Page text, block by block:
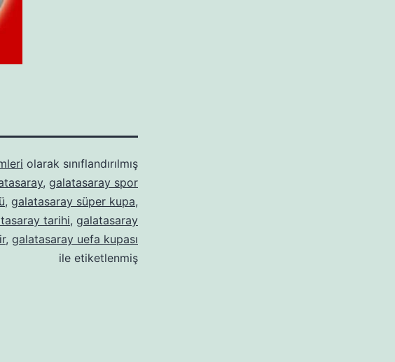
olarak sınıflandırılmış
, galatasaray spor
, galatasaray süper kupa,
tarihi, galatasaray
, galatasaray uefa kupası
ile etiketlenmiş